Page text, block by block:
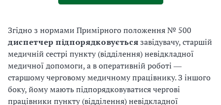
Згідно з нормами Примірного положення № 500
диспетчер підпорядковуєтьсязавідувачу, старшій
медичній сестрі пункту (відділення) невідкладної
медичної допомоги, а в оперативній роботі ―
старшому черговому медичному працівнику. З іншого
боку, йому мають підпорядковуватися чергові
працівники пункту (відділення) невідкладної